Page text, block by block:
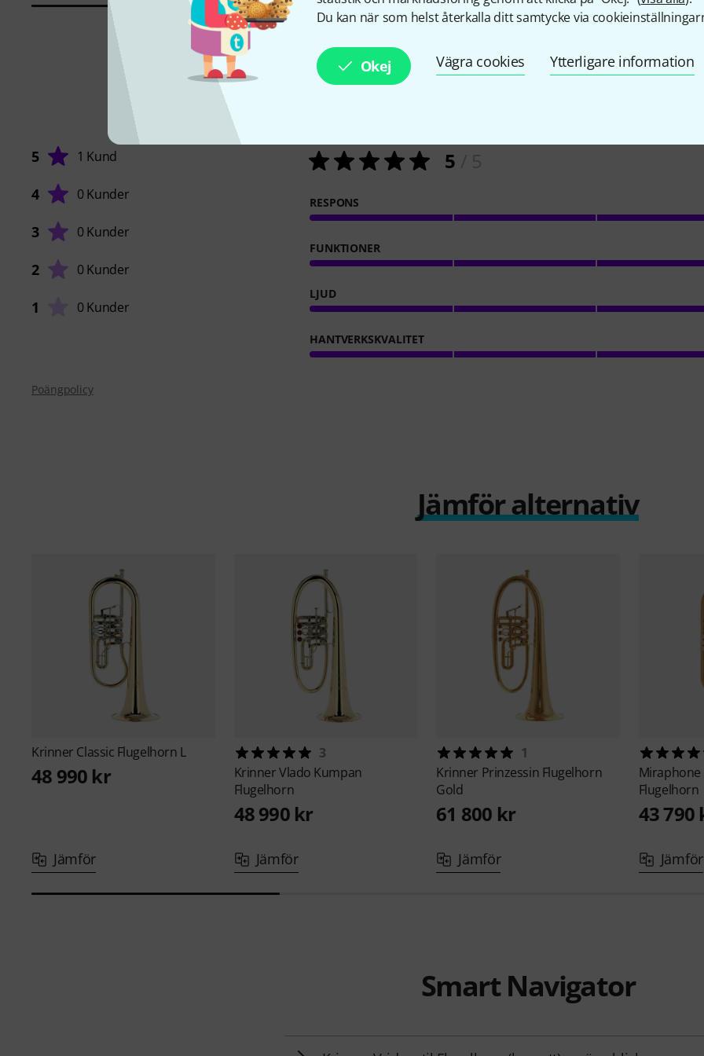
Du kan när som helst återkalla ditt samtycke via
Okej Vägra cookies Ytterligare information
5 1 Kund
4 0 Kunder
3 0 Kunder
2 0 Kunder
1 0 Kunder
5
RESPONS
FUNKTIONER
LJUD
HANTVERKSKVALITET
Poängpolicy
Jämför alternativ
Krinner Classic Flugelhorn L
48 990 kr
Jämför
3
KrinnerVlado Kumpan
Flugelhorn
48 990 kr
Jämför
1
Krinner Prinzessin Flugelhorn
Gold
61 800 kr
Jämför
Miraphone
Flugelhorn
43 790
Jämför
Smart Navigator